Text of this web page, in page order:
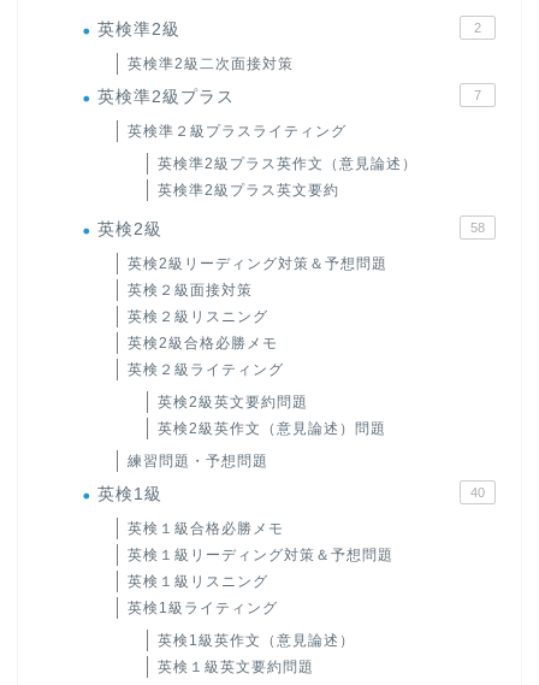
英検準2級 2
英検準2級二次面接対策
英検準2級プラス 7
英検準２級プラスライティング
英検準2級プラス英作文（意見論述）
英検準2級プラス英文要約
英検2級 58
英検2級リーディング対策＆予想問題
英検２級面接対策
英検２級リスニング
英検2級合格必勝メモ
英検２級ライティング
英検2級英文要約問題
英検2級英作文（意見論述）問題
練習問題・予想問題
英検1級 40
英検１級合格必勝メモ
英検１級リーディング対策＆予想問題
英検１級リスニング
英検1級ライティング
英検1級英作文（意見論述）
英検１級英文要約問題